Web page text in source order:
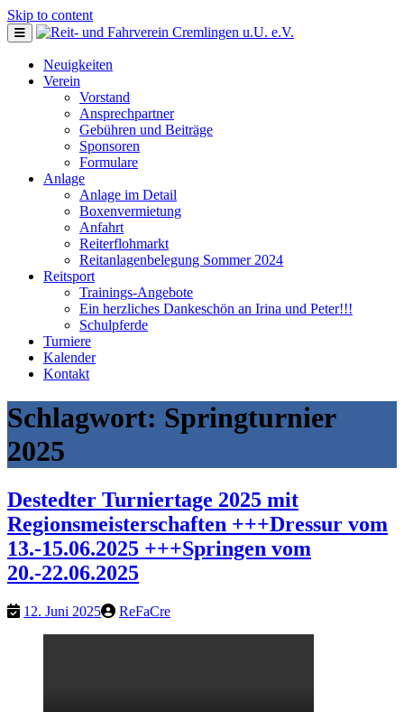
Skip to content
Neuigkeiten
Verein
Vorstand
Ansprechpartner
Gebühren und Beiträge
Sponsoren
Formulare
Anlage
Anlage im Detail
Boxenvermietung
Anfahrt
Reiterflohmarkt
Reitanlagenbelegung Sommer 2024
Reitsport
Trainings-Angebote
Ein herzliches Dankeschön an Irina und Peter!!!
Schulpferde
Turniere
Kalender
Kontakt
Schlagwort: Springturnier
2025
Destedter Turniertage 2025 mit
Regionsmeisterschaften +++Dressur vom
13.-15.06.2025 +++Springen vom
20.-22.06.2025
12. Juni 2025 ReFaCre